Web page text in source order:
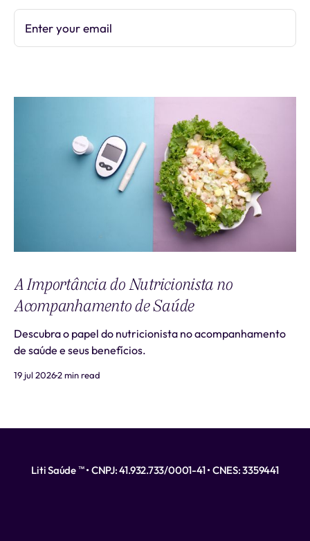
Enter your email
A Importância do Nutricionista no
Acompanhamento de Saúde
Descubra o papel do nutricionista no acompanhamento
de saúde e seus benefícios.
19 jul 20262 min read
Liti Saúde ™ • CNPJ: 41.932.733/0001-41 • CNES: 3359441